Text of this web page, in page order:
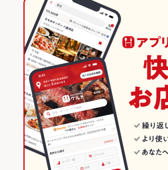
通町筋駅 × 韓国料理全般
居酒屋
洋・和洋・各国料理・その他
熊本市(上通り･下通り･新市街) × 居酒屋
熊本市(上通り･下通り･新市街) × 洋・和洋
通町筋駅 × 居酒屋
下通り（通町筋～銀座通り） × 洋・和洋・
熊本 × 韓国料理
熊本 × 韓国料理全般
熊本 × 居酒屋
熊本 × 洋・和洋・各国料理・その他
熊本の韓国料理ランキング
熊本市(上通り･下通り･新市街)のグルメラ
熊本市(上通り･下通り･新市街)の韓国料理
下通り（通町筋～銀座通り）のグルメラ
下通り（通町筋～銀座通り）の韓国料理ラ